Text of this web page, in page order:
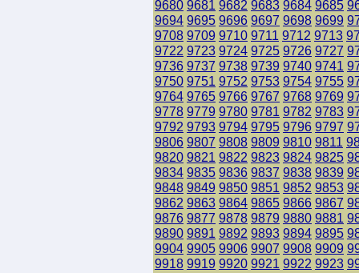
9680 9681 9682 9683 9684 9685
9694 9695 9696 9697 9698 9699
9708 9709 9710 9711 9712 9713
9722 9723 9724 9725 9726 9727
9736 9737 9738 9739 9740 9741
9750 9751 9752 9753 9754 9755
9764 9765 9766 9767 9768 9769
9778 9779 9780 9781 9782 9783
9792 9793 9794 9795 9796 9797
9806 9807 9808 9809 9810 9811
9820 9821 9822 9823 9824 9825
9834 9835 9836 9837 9838 9839
9848 9849 9850 9851 9852 9853
9862 9863 9864 9865 9866 9867
9876 9877 9878 9879 9880 9881
9890 9891 9892 9893 9894 9895
9904 9905 9906 9907 9908 9909
9918 9919 9920 9921 9922 9923